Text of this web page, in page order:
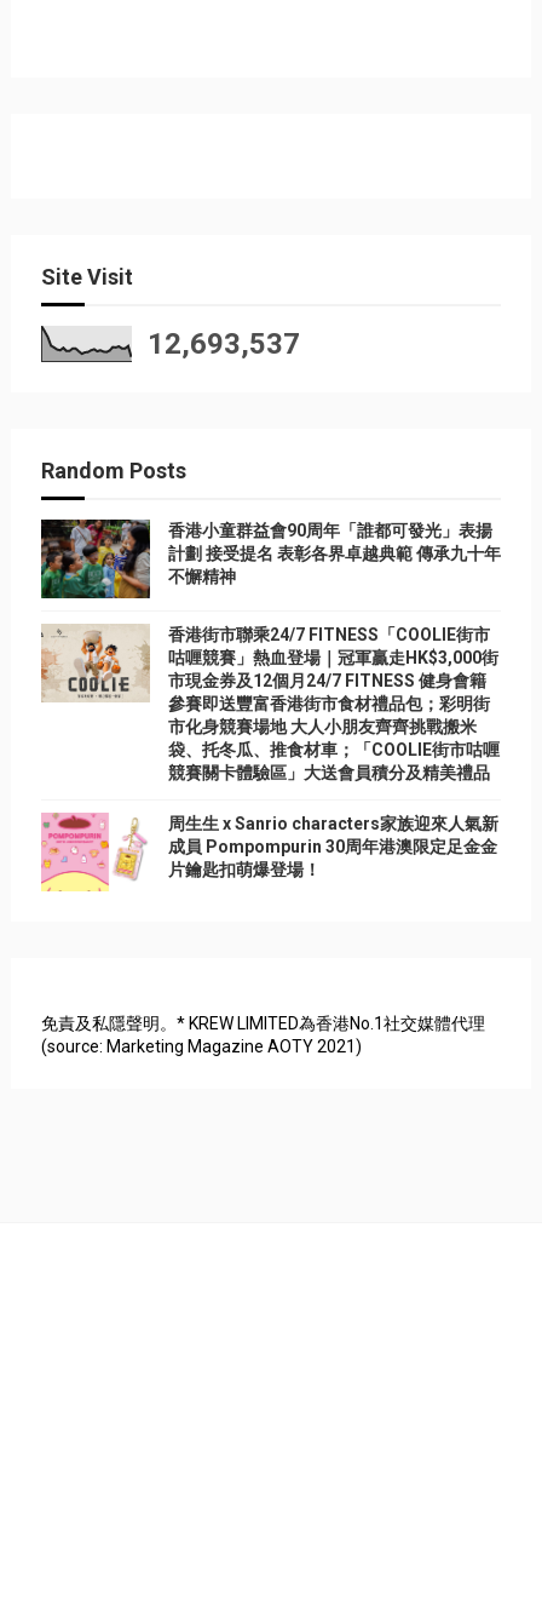
Site Visit
12,693,537
Random Posts
香港小童群益會90周年「誰都可發光」表揚
計劃 接受提名 表彰各界卓越典範 傳承九十年
不懈精神
香港街市聯乘24/7 FITNESS「COOLIE街市
咕喱競賽」熱血登場｜冠軍贏走HK$3,000街
市現金券及12個月24/7 FITNESS 健身會籍
參賽即送豐富香港街市食材禮品包；彩明街
市化身競賽場地 大人小朋友齊齊挑戰搬米
袋、托冬瓜、推食材車；「COOLIE街市咕喱
競賽關卡體驗區」大送會員積分及精美禮品
周生生 x Sanrio characters家族迎來人氣新
成員 Pompompurin 30周年港澳限定足金金
片鑰匙扣萌爆登場！
免責及私隱聲明。* KREW LIMITED為香港No.1社交媒體代理
(source: Marketing Magazine AOTY 2021)